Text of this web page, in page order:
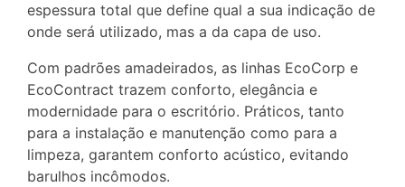
espessura total que define qual a sua indicação de
onde será utilizado, mas a da capa de uso.
Com padrões amadeirados, as linhas EcoCorp e
EcoContract trazem conforto, elegância e
modernidade para o escritório. Práticos, tanto
para a instalação e manutenção como para a
limpeza, garantem conforto acústico, evitando
barulhos incômodos.